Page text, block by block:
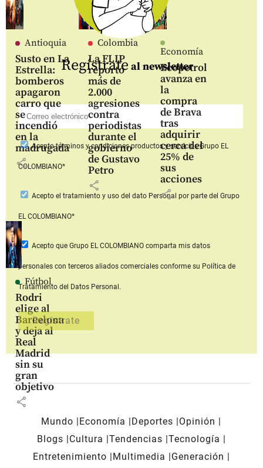
Antioquia
Susto en La
Estrella:
bomberos
apagaron
carro que
se
incendió
en la
madrugada
share
Colombia
La FLIP
reportó
más de
2.000
agresiones
contra
periodistas
durante el
gobierno
de Gustavo
Petro
share
Economía
Ecopetrol
avanza en
la
compra
de Brava
tras
adquirir
cerca del
25% de
sus
acciones
share
Fútbol
Rodri
elige al
Barcelona
y deja al
Real
Madrid
sin su
gran
objetivo
share
Regístrate al newsletter
Aceptotérminos y condiciones productos y serviciosGrupo EL
COLOMBIANO*
Acepto el tratamiento y uso del dato Personal por parte del Grupo
EL COLOMBIANO*
Acepto que Grupo EL COLOMBIANOcomparta mis datos
personales con terceros aliados comerciales conforme su Política de
Tratamiento del Datos Personal.
Mundo Economía Deportes
Opinión
Blogs
Cultura Tendencias Tecnología
Entretenimiento
Multimedia
Generación